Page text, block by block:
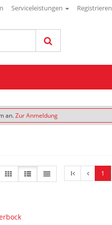
Serviceleistungen Registrieren
an.Zur Anmeldung
l 1